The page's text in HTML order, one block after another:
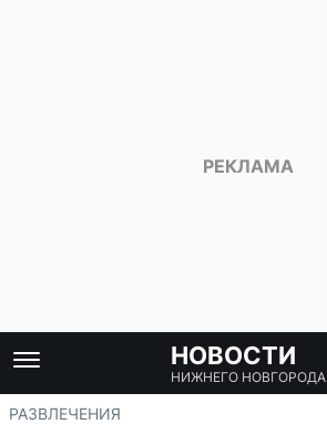
НОВОСТИ
НИЖНЕГО НОВГОРОДА
РАЗВЛЕЧЕНИЯ